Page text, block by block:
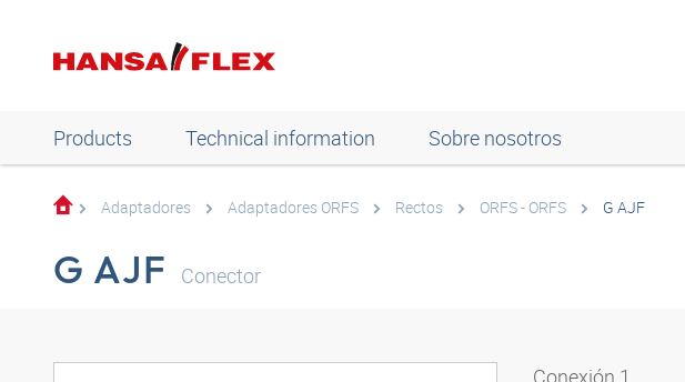
Products Technical information Sobre nosotros
Adaptadores Adaptadores ORFS Rectos ORFS - ORFS G AJF
G AJF Conector
Conexión 1